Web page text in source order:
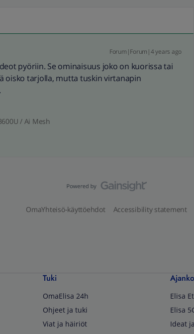
Forum|Forum|4 years ago
pyöriin. Se ominaisuus joko on kuorissa tai
oisko tarjolla, mutta tuskin virtanapin
/ Ai Mesh
OmaYhteisö-käyttöehdot Accessibility statement
Tuki
OmaElisa 24h
Ohjeet ja tuki
Viat ja häiriöt
Elisa
Elisa
Ideat